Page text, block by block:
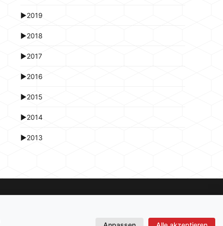
►2019
►2018
►2017
►2016
►2015
►2014
►2013